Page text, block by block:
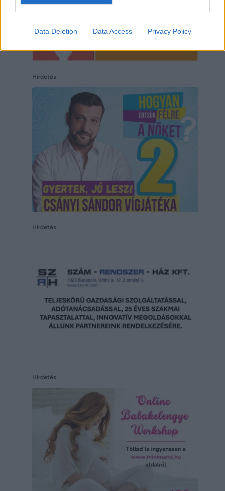
Data Deletion Data Access Privacy Policy
Hirdetés
Hirdetés
Hirdetés